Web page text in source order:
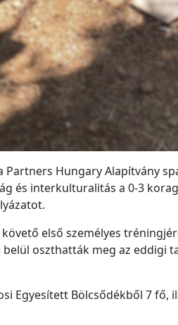
Partners Hungary Alapítvány
és interkulturalitás a 0-3
első személyes
oszthatták meg az eddigi
Egyesített Bölcsődékből 7